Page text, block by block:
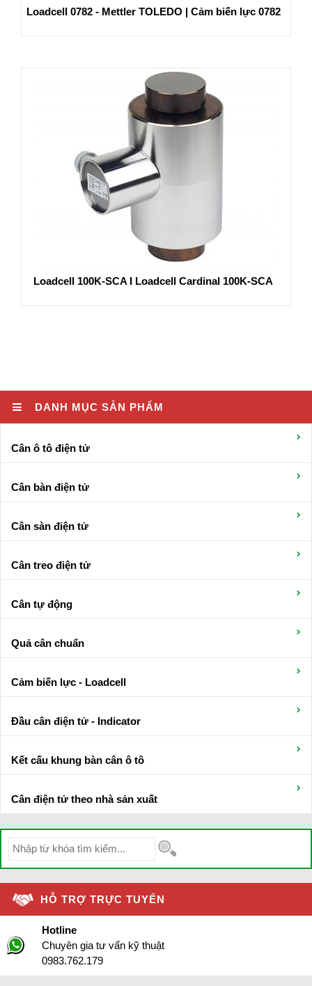
Loadcell 0782 - Mettler TOLEDO | Cảm biến lực 0782
Loadcell 100K-SCA I Loadcell Cardinal 100K-SCA
DANH MỤC SẢN PHẨM
Cân ô tô điện tử
Cân bàn điện tử
Cân sàn điện tử
Cân treo điện tử
Cân tự động
Quả cân chuẩn
Cảm biến lực - Loadcell
Đầu cân điện tử - Indicator
Kết cấu khung bàn cân ô tô
Cân điện tử theo nhà sản xuất
HỖ TRỢ TRỰC TUYẾN
Hotline
Chuyên gia tư vấn kỹ thuật
0983.762.179